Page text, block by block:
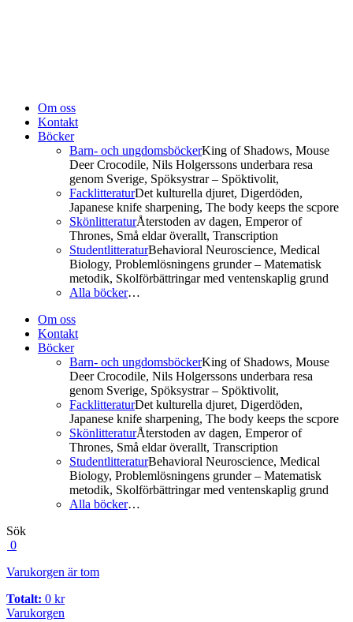
Om oss
Kontakt
Böcker
Barn- och ungdomsböckerKing of Shadows, Mouse
Deer Crocodile, Nils Holgerssons underbara resa
genom Sverige, Spöksystrar – Spöktivolit,
FacklitteraturDet kulturella djuret, Digerdöden,
Japanese knife sharpening, The body keeps the scpore
SkönlitteraturÅterstoden av dagen, Emperor of
Thrones, Små eldar överallt, Transcription
StudentlitteraturBehavioral Neuroscience, Medical
Biology, Problemlösningens grunder – Matematisk
metodik, Skolförbättringar med ventenskaplig grund
Alla böcker…
Om oss
Kontakt
Böcker
Barn- och ungdomsböckerKing of Shadows, Mouse
Deer Crocodile, Nils Holgerssons underbara resa
genom Sverige, Spöksystrar – Spöktivolit,
FacklitteraturDet kulturella djuret, Digerdöden,
Japanese knife sharpening, The body keeps the scpore
SkönlitteraturÅterstoden av dagen, Emperor of
Thrones, Små eldar överallt, Transcription
StudentlitteraturBehavioral Neuroscience, Medical
Biology, Problemlösningens grunder – Matematisk
metodik, Skolförbättringar med ventenskaplig grund
Alla böcker…
Sök
0
Varukorgen är tom
Totalt: 0 kr
Varukorgen